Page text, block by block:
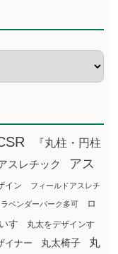
『丸柱・円柱
スレチック
アス
イン フィールドアスレチ
ラベンダーパーク多可
ロ
す
丸太をデザインす
イナー 丸太椅子 丸